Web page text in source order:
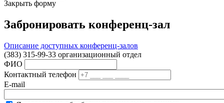
Закрыть форму
Забронировать конференц-зал
Описание доступных конференц-залов
(383) 315-99-33 организационный отдел
ФИО
Контактный телефон
E-mail